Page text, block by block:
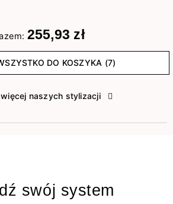
255,93 zł
DO KOSZYKA (7)
naszych stylizacji
swój system